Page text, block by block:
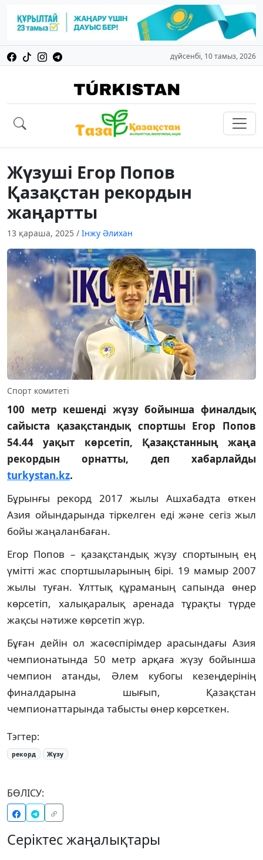
дүйсенбі, 10 тамыз, 2026
Жүзуші Егор Попов
Қазақстан рекордын
жаңартты
13 қараша, 2025 / Інжу Әлихан
Спорт комитеті
100 метр кешенді жүзу бойынша финалдық
сайыста қазақстандық спортшы Егор Попов
54.44 уақыт көрсетіп, Қазақстанның жаңа
рекордын орнатты, деп хабарлайды
turkystan.kz.
Бұрынғы рекорд 2017 жылы Ашхабадта өткен
Азия ойындарында тіркелген еді және сегіз жыл
бойы жаңаланбаған.
Егор Попов – қазақстандық жүзу спортының ең
үмітті жас спортшыларының бірі. 19 мамыр 2007
жылы туған. Ұлттық құраманың сапында өнер
көрсетіп, халықаралық аренада тұрақты түрде
жақсы нәтиже көрсетіп жүр.
Бұған дейін ол жасөспірімдер арасындағы Азия
чемпионатында 50 метр арқаға жүзу бойынша
чемпион атанды, Әлем кубогы кезеңдерінің
финалдарына шығып, Қазақстан
чемпионаттарында табысты өнер көрсеткен.
Тэгтер:
рекорд Жүзу
БӨЛІСУ:
Серіктес жаңалықтары